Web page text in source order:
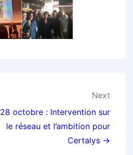
Next
28 octobre : Intervention sur
le réseau et l’ambition pour
Certalys →